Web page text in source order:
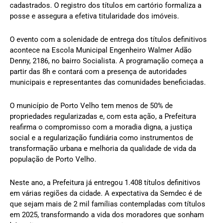
cadastrados. O registro dos títulos em cartório formaliza a
posse e assegura a efetiva titularidade dos imóveis.
O evento com a solenidade de entrega dos títulos definitivos
acontece na Escola Municipal Engenheiro Walmer Adão
Denny, 2186, no bairro Socialista. A programação começa a
partir das 8h e contará com a presença de autoridades
municipais e representantes das comunidades beneficiadas.
O município de Porto Velho tem menos de 50% de
propriedades regularizadas e, com esta ação, a Prefeitura
reafirma o compromisso com a moradia digna, a justiça
social e a regularização fundiária como instrumentos de
transformação urbana e melhoria da qualidade de vida da
população de Porto Velho.
Neste ano, a Prefeitura já entregou 1.408 títulos definitivos
em várias regiões da cidade. A expectativa da Semdec é de
que sejam mais de 2 mil famílias contempladas com títulos
em 2025, transformando a vida dos moradores que sonham